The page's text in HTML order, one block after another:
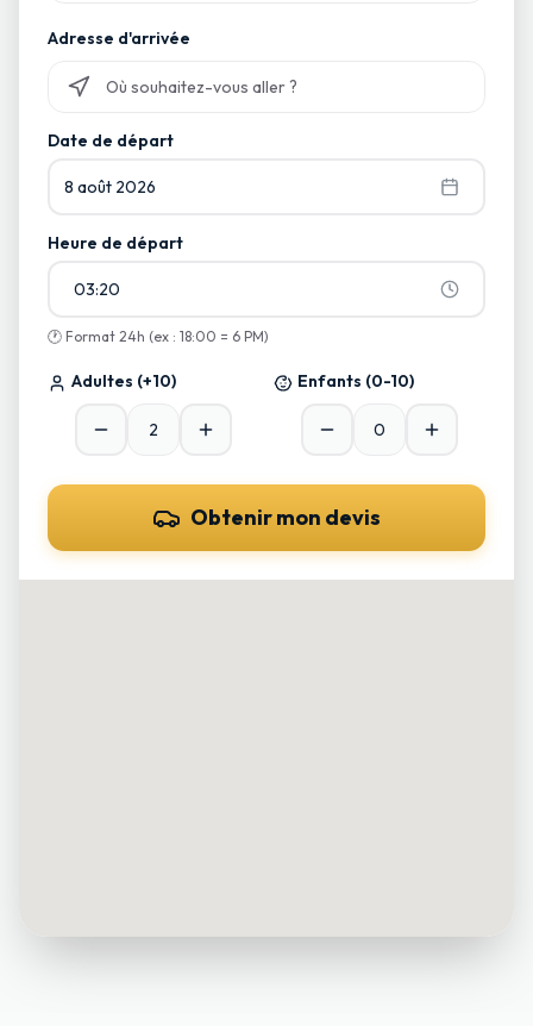
Adresse d'arrivée
Date de départ
8 août 2026
Heure de départ
03:20
🕐 Format 24h (ex : 18:00 = 6 PM)
Adultes (+10) Enfants (0-10)
Obtenir mon devis